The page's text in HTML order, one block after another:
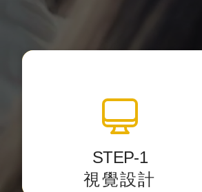
STEP-1
視覺設計
全站視覺設計
透過影像編輯軟體中設計網站介
面，
並提供客戶預覽網址校稿。